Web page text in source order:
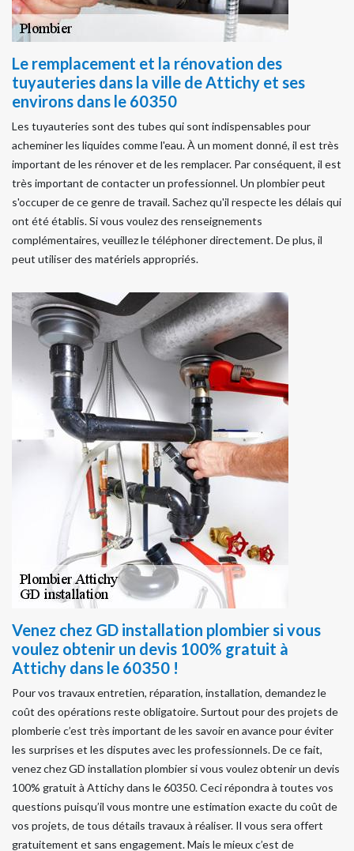
Le remplacement et la rénovation des
tuyauteries dans la ville de Attichy et ses
environs dans le 60350
Les tuyauteries sont des tubes qui sont indispensables pour
acheminer les liquides comme l'eau. À un moment donné, il est très
important de les rénover et de les remplacer. Par conséquent, il est
très important de contacter un professionnel. Un plombier peut
s'occuper de ce genre de travail. Sachez qu'il respecte les délais qui
ont été établis. Si vous voulez des renseignements
complémentaires, veuillez le téléphoner directement. De plus, il
peut utiliser des matériels appropriés.
Venez chez GD installation plombier si vous
voulez obtenir un devis 100% gratuit à
Attichy dans le 60350 !
Pour vos travaux entretien, réparation, installation, demandez le
coût des opérations reste obligatoire. Surtout pour des projets de
plomberie c’est très important de les savoir en avance pour éviter
les surprises et les disputes avec les professionnels. De ce fait,
venez chez GD installation plombier si vous voulez obtenir un devis
100% gratuit à Attichy dans le 60350. Ceci répondra à toutes vos
questions puisqu’il vous montre une estimation exacte du coût de
vos projets, de tous détails travaux à réaliser. Il vous sera offert
gratuitement et sans engagement. Mais le mieux c’est de